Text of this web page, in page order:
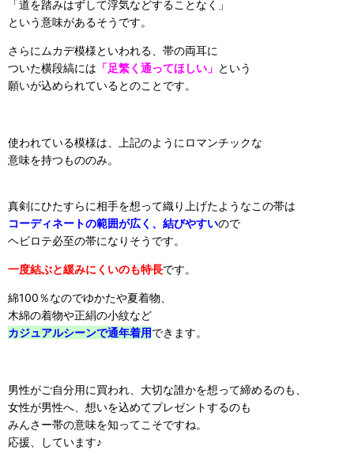
「道を踏みはずして浮気などすることなく」
という意味があるそうです。
さらにムカデ模様といわれる、帯の両耳に
ついた横段縞には 「足繁く通ってほしい」 という
願いが込められているとのことです。
使われている模様は、上記のようにロマンチックな
意味を持つもののみ。
真剣にひたすらに相手を想って織り上げたようなこの帯は
コーディネートの範囲が広く、結びやすいので
ヘビロテ必至の帯になりそうです。
一度結ぶと緩みにくいのも特長です。
綿100％なのでゆかたや夏着物、
木綿の着物や正絹の小紋など
カジュアルシーンで通年着用できます。
男性がご自分用に買われ、大切な誰かを想って締めるのも、
女性が男性へ、想いを込めてプレゼントするのも
みんさー帯の意味を知ってこそですね。
応援、しています♪